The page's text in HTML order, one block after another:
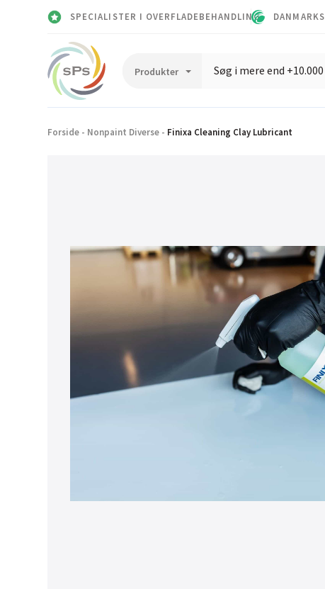
SPECIALISTER I OVERFLADEBEHANDLING
Forside - Nonpaint Diverse - Finixa Cleaning Clay Lubricant